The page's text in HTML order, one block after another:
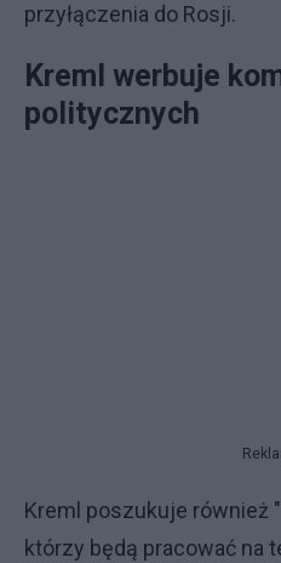
przyłączenia do Rosji.
Kreml werbuje
politycznych
Kreml poszukuje również
którzy będą pracować na